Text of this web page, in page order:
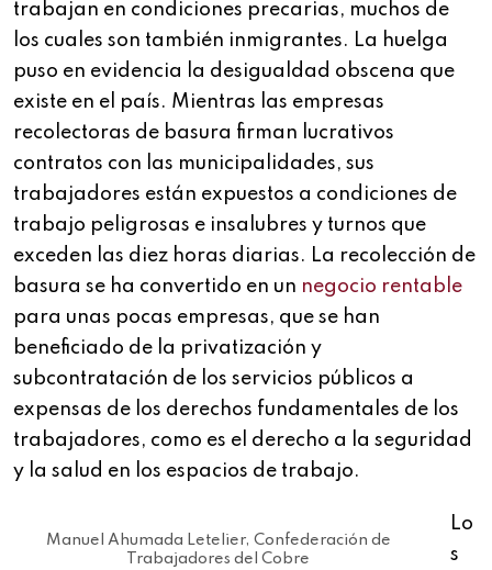
trabajan en condiciones precarias, muchos de
los cuales son también inmigrantes. La huelga
puso en evidencia la desigualdad obscena que
existe en el país. Mientras las empresas
recolectoras de basura firman lucrativos
contratos con las municipalidades, sus
trabajadores están expuestos a condiciones de
trabajo peligrosas e insalubres y turnos que
exceden las diez horas diarias. La recolección de
basura se ha convertido en un negocio rentable
para unas pocas empresas, que se han
beneficiado de la privatización y
subcontratación de los servicios públicos a
expensas de los derechos fundamentales de los
trabajadores, como es el derecho a la seguridad
y la salud en los espacios de trabajo.
Manuel Ahumada Letelier, Confederación de
Trabajadores del Cobre
Lo
s